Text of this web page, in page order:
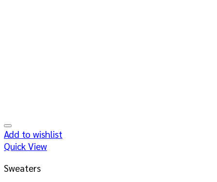
Add to wishlist
Quick View
Sweaters